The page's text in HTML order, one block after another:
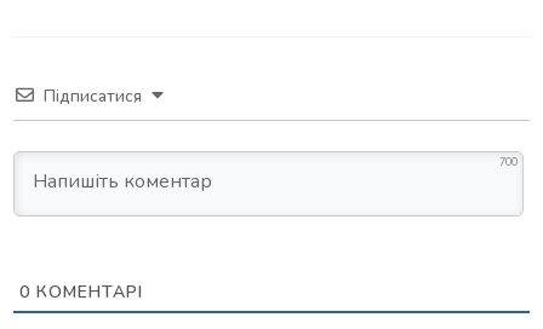
Підписатися
700
0 КОМЕНТАРІ